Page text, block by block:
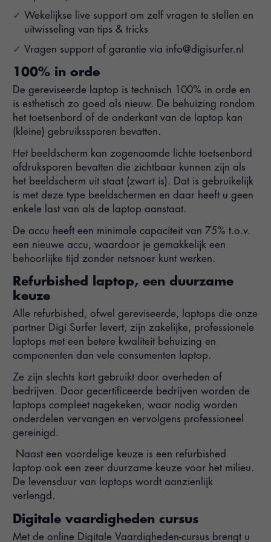
Wekelijkse live support om zelf vragen te stellen en
uitwisseling van tips & tricks
Vragen support of garantie via info@digisurfer.nl
100% in orde
De gereviseerde laptop is technisch 100% in orde en
is esthetisch zo goed als nieuw. De behuizing rondom
het toetsenbord of de onderkant van de laptop kan
(kleine) gebruikssporen bevatten.
Het beeldscherm kan zogenaamde lichte toetsenbord
afdruksporen bevatten die zichtbaar kunnen zijn als
het beeldscherm uit staat (zwart is). Dat is gebruikelijk
is met deze type beeldschermen en daar heeft u geen
enkele last van als de laptop aanstaat.
De accu heeft een minimale capaciteit van 75% t.o.v.
een nieuwe accu, waardoor je gemakkelijk een
behoorlijke tijd zonder netsnoer kunt werken.
Refurbished laptop, een duurzame
keuze
Alle refurbished, ofwel gereviseerde, laptops die onze
partner Digi Surfer levert, zijn zakelijke, professionele
laptops met een betere kwaliteit behuizing en
componenten dan vele consumenten laptop.
Ze zijn slechts kort gebruikt door overheden of
bedrijven. Door gecertificeerde bedrijven worden de
laptops compleet nagekeken, waar nodig worden
onderdelen vervangen en vervolgens professioneel
gereinigd.
Naast een voordelige keuze is een refurbished
laptop ook een zeer duurzame keuze voor het milieu.
De levensduur van laptops wordt aanzienlijk
verlengd.
Digitale vaardigheden cursus
Met de online Digitale Vaardigheden-cursus brengt u